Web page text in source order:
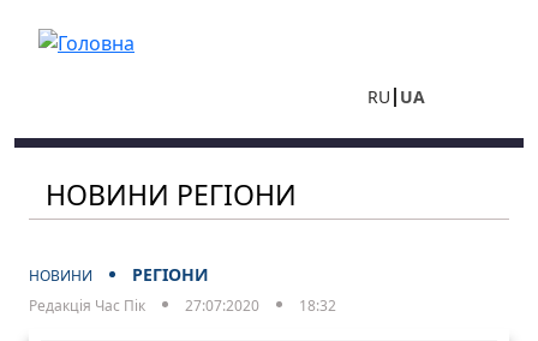
RU UA
НОВИНИ РЕГІОНИ
НОВИНИ РЕГІОНИ
Редакція Час Пік 27:07:2020 18:32